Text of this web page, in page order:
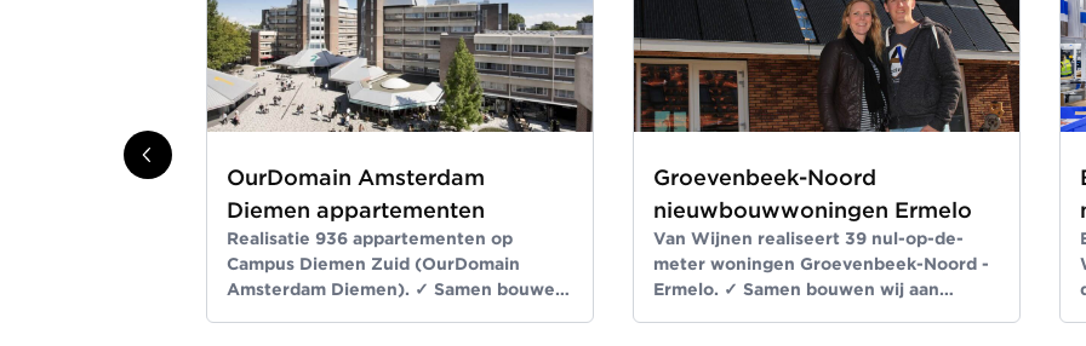
OurDomain Amsterdam
Diemen appartementen
Realisatie 936 appartementen op
Campus Diemen Zuid (OurDomain
Amsterdam Diemen). ✓ Samen bouwen
Groevenbeek-Noord
nieuwbouwwoningen Ermelo
Van Wijnen realiseert 39 nul-op-de-
meter woningen Groevenbeek-Noord -
Ermelo. ✓ Samen bouwen wij aan